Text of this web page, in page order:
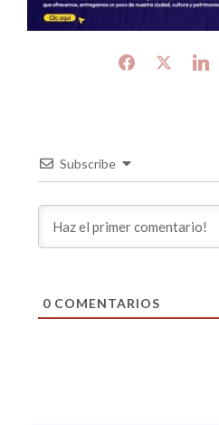
Subscribe
0COMENTARIOS